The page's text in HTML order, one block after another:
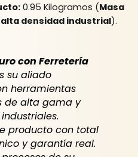
0.95 Kilogramos (Masa
densidad industrial).
con Ferretería
su aliado
herramientas
de alta gama y
producto con total
y garantía real.